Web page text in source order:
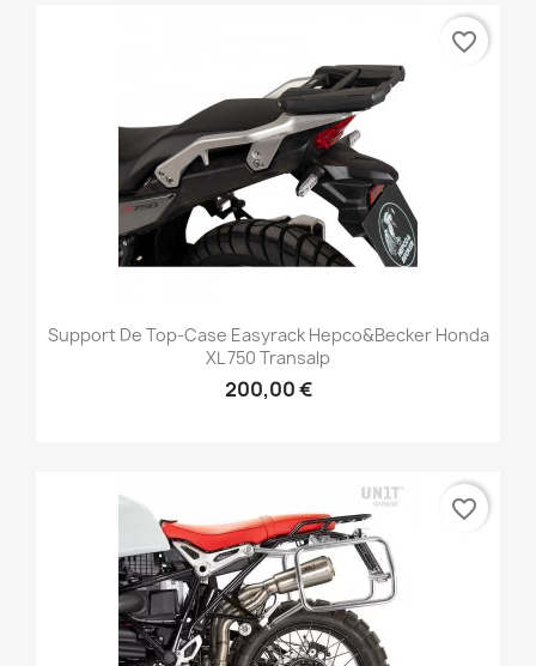
Support De Top-Case Easyrack Hepco&Becker Honda
XL 750 Transalp
200,00 €
favorite_border
favorite_border